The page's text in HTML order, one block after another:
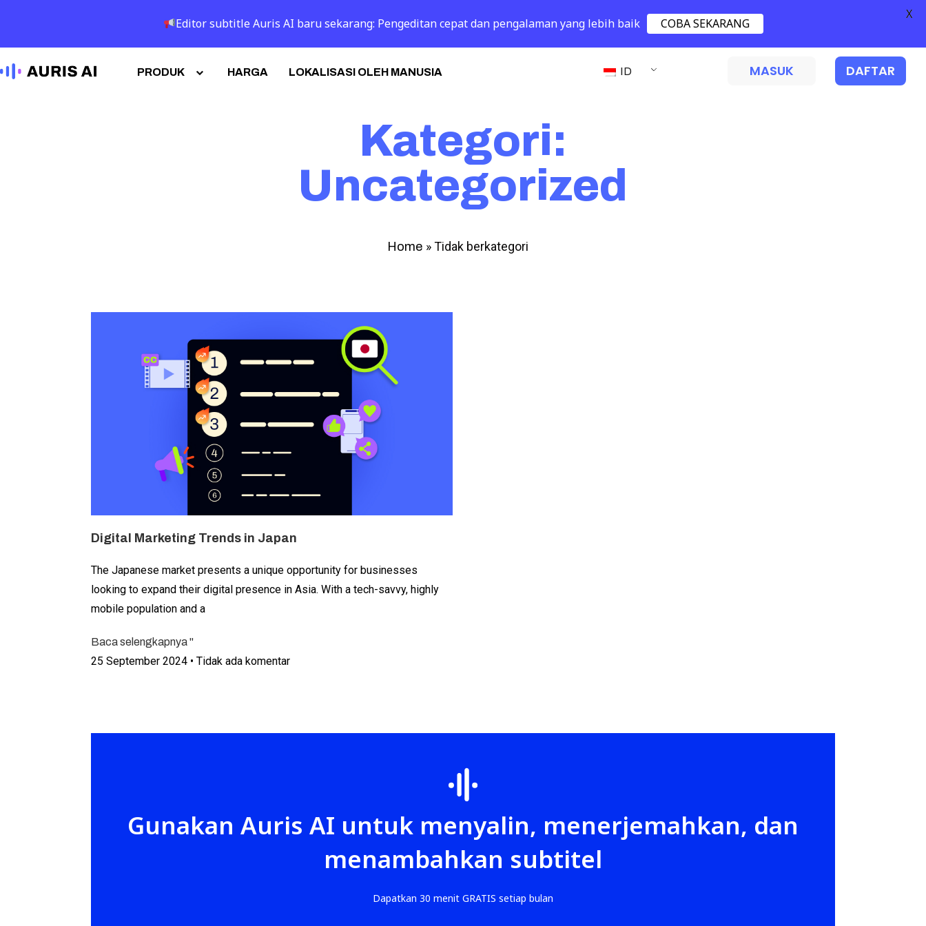
PRODUK HARGA LOKALISASI OLEH MANUSIA ID MASUK DAFTAR
Kategori:
Uncategorized
Home »Tidak berkategori
Digital Marketing Trends in Japan
The Japanese market presents a unique opportunity for businesses
looking to expand their digital presence in Asia. With a tech-savvy, highly
mobile population and a
Baca selengkapnya "
25 September 2024 Tidak ada komentar
Gunakan Auris AI untuk menyalin, menerjemahkan, dan
menambahkan subtitel
Dapatkan 30 menit GRATIS setiap bulan
Editor subtitle Auris AI baru sekarang: Pengeditan cepat dan pengalaman yang lebih baik COBA SEKARANG
X